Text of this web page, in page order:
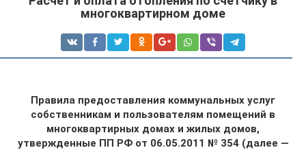
многоквартирном доме
Правила предоставления коммунальных услуг
собственникам и пользователям помещений в
многоквартирных домах и жилых домов,
утвержденные ПП РФ от 06.05.2011 № 354 (далее —